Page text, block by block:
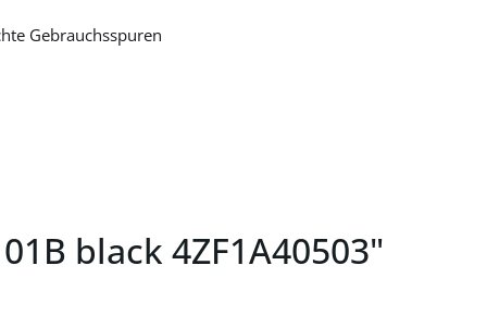
Gebrauchsspuren
black 4ZF1A40503"